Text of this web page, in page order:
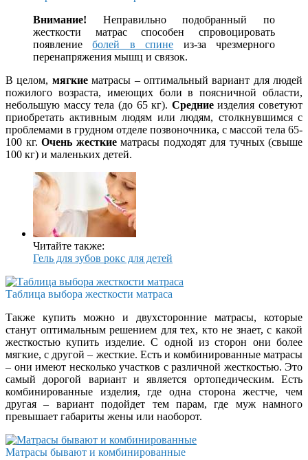
Внимание! Неправильно подобранный по
жесткости матрас способен спровоцировать
появлениеболей в спине из-за чрезмерного
перенапряжения мышц и связок.
В целом, мягкиематрасы – оптимальный вариант для людей
пожилого возраста, имеющих боли в поясничной области,
небольшую массу тела (до 65 кг). Средниеизделия советуют
приобретать активным людям или людям, столкнувшимся с
проблемами в грудном отделе позвоночника, с массой тела 65-
100 кг. Очень жесткиематрасы подходят для тучных (свыше
100 кг) и маленьких детей.
Читайте также:
Гель для зубов рокс для детей
Таблица выбора жесткости матраса
Также купить можно и двухсторонние матрасы, которые
станут оптимальным решением для тех, кто не знает, с какой
жесткостью купить изделие. С одной из сторон они более
мягкие, с другой – жесткие. Есть и комбинированные матрасы
– они имеют несколько участков с различной жесткостью. Это
самый дорогой вариант и является ортопедическим. Есть
комбинированные изделия, где одна сторона жестче, чем
другая – вариант подойдет тем парам, где муж намного
превышает габариты жены или наоборот.
Матрасы бывают и комбинированные